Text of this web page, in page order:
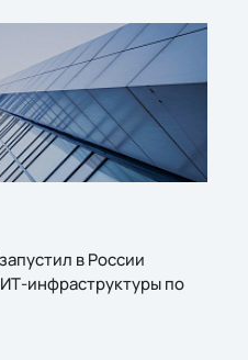
в России
инфраструктуры по